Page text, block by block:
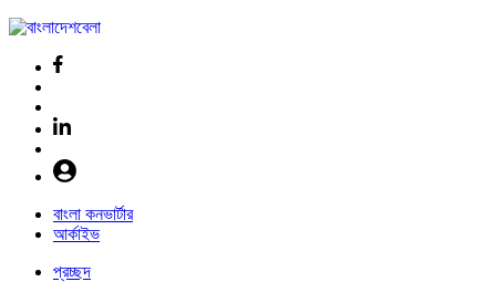
বাংলা কনভার্টার
আর্কাইভ
প্রচ্ছদ